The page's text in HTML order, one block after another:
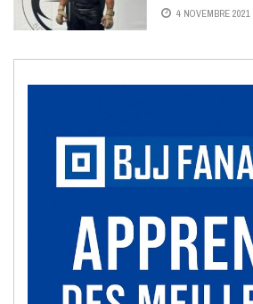
4 NOVEMBRE 2021